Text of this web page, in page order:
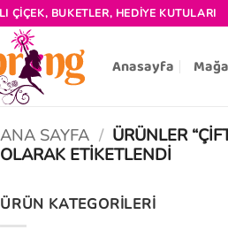
ÇIÇEK, BUKETLER, HEDIYE KUTULARI
Anasayfa
ANA SAYFA / ÜRÜNLER
OLARAK ETIKETLENDI
ÜRÜN KATEGORILERI